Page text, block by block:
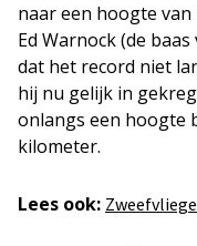
naar een hoogte
Ed Warnock (de
dat het record niet
hij nu gelijk in
onlangs een hoogte
kilometer.
Lees ook: